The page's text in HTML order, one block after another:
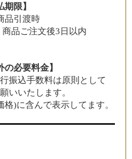
期限】
品引渡時
品ご注文後3日以内
の必要料金】
振込手数料は原則として
いいたします。
)に含んで表示してます。